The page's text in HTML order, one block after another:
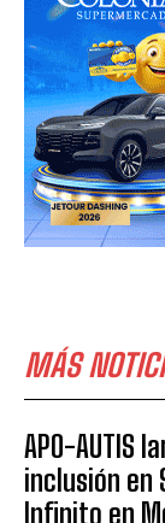
MÁS
APO-AUTIS
inclusión en
Infinito en